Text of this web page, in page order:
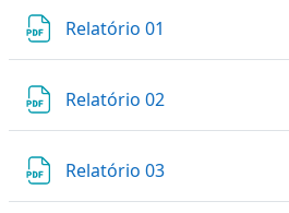
Relatório 01
Relatório 02
Relatório 03